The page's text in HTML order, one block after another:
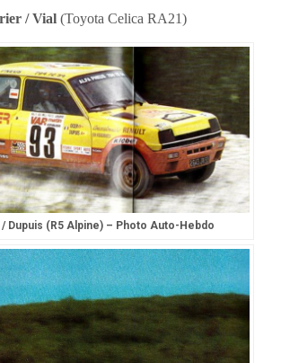
/ Vial (Toyota Celica RA21)
Dupuis (R5 Alpine) – Photo Auto-Hebdo